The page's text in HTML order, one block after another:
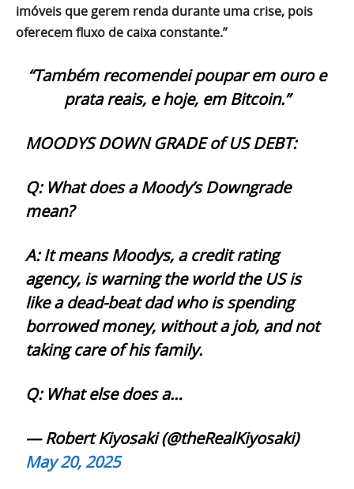
imóveis que gerem renda durante uma crise, pois
oferecem fluxo de caixa constante.”
“Também recomendei poupar em ouro e
prata reais, e hoje, em Bitcoin.”
MOODYS DOWN GRADE of US DEBT:
Q: What does a Moody’s Downgrade
mean?
A: It means Moodys, a credit rating
agency, is warning the world the US is
like a dead-beat dad who is spending
borrowed money, without a job, and not
taking care of his family.
Q: What else does a…
— Robert Kiyosaki (@theRealKiyosaki)
May 20, 2025